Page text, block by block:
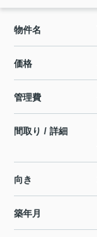
物件名
価格
管理費
間取り / 詳細
向き
築年月